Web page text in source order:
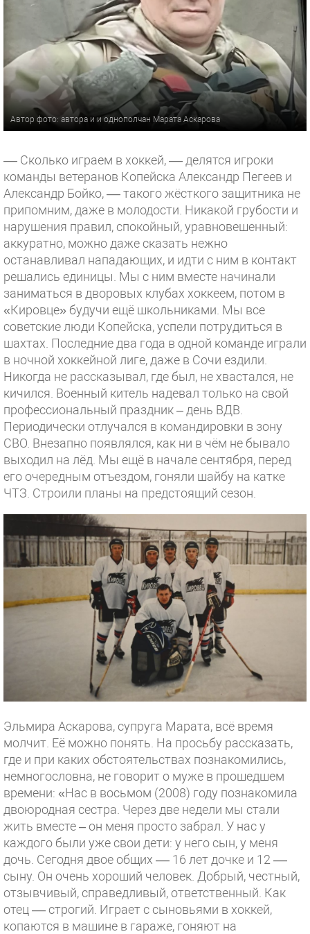
Автор фото: автора и и однополчан Марата Аскарова
–– Сколько играем в хоккей, –– делятся игроки
команды ветеранов Копейска Александр Пегеев и
Александр Бойко, –– такого жёсткого защитника не
припомним, даже в молодости. Никакой грубости и
нарушения правил, спокойный, уравновешенный:
аккуратно, можно даже сказать нежно
останавливал нападающих, и идти с ним в контакт
решались единицы. Мы с ним вместе начинали
заниматься в дворовых клубах хоккеем, потом в
«Кировце» будучи ещё школьниками. Мы все
советские люди Копейска, успели потрудиться в
шахтах. Последние два года в одной команде играли
в ночной хоккейной лиге, даже в Сочи ездили.
Никогда не рассказывал, где был, не хвастался, не
кичился. Военный китель надевал только на свой
профессиональный праздник – день ВДВ.
Периодически отлучался в командировки в зону
СВО. Внезапно появлялся, как ни в чём не бывало
выходил на лёд. Мы ещё в начале сентября, перед
его очередным отъездом, гоняли шайбу на катке
ЧТЗ. Строили планы на предстоящий сезон.
Эльмира Аскарова, супруга Марата, всё время
молчит. Её можно понять. На просьбу рассказать,
где и при каких обстоятельствах познакомились,
немногословна, не говорит о муже в прошедшем
времени: «Нас в восьмом (2008) году познакомила
двоюродная сестра. Через две недели мы стали
жить вместе – он меня просто забрал. У нас у
каждого были уже свои дети: у него сын, у меня
дочь. Сегодня двое общих –– 16 лет дочке и 12 ––
сыну. Он очень хороший человек. Добрый, честный,
отзывчивый, справедливый, ответственный. Как
отец –– строгий. Играет с сыновьями в хоккей,
копаются в машине в гараже, гоняют на